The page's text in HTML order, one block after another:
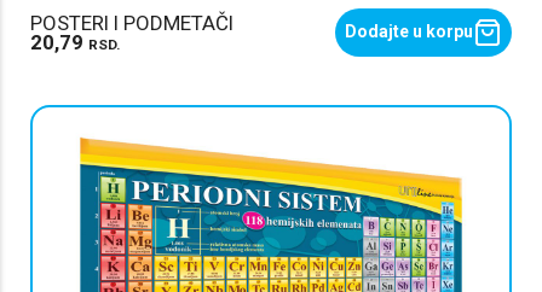
POSTERI I PODMETAČI
20,79 RSD.
Dodajte u korpu